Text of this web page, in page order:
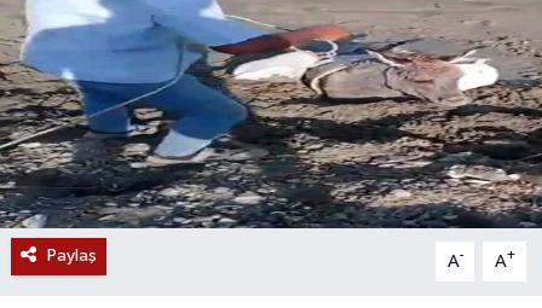
Paylaş A- A+
Teknoloji
Kültür Sanat
Muş
Hasköy
Korkut